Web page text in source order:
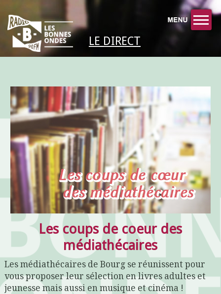
LE DIRECT
Les coups de coeur des
médiathécaires
Les médiathécaires de Bourg se réunissent pour
vous proposer leur sélection en livres adultes et
jeunesse mais aussi en musique et cinéma !